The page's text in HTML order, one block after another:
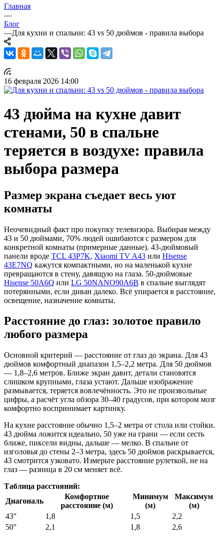
Главная
—
Блог
—Для кухни и спальни: 43 vs 50 дюймов - правила выбора
16 февраля 2026 14:00
43 дюйма на кухне давит
стенами, 50 в спальне
теряется в воздухе: правила
выбора размера
Размер экрана съедает весь уют
комнаты
Неочевидный факт про покупку телевизора. Выбирая между
43 и 50 дюймами, 70% людей ошибаются с размером для
конкретной комнаты (примерные данные). 43‑дюймовый
панели вроде TCL 43P7K, Xiaomi TV A43 или Hisense
43E7NQ кажутся компактными, но на маленькой кухне
превращаются в стену, давящую на глаза. 50‑дюймовые
Hisense 50A6Q или LG 50NANO90A6B в спальне выглядят
потерянными, если диван далеко. Всё упирается в расстояние,
освещение, назначение комнаты.
Расстояние до глаз: золотое правило
любого размера
Основной критерий — расстояние от глаз до экрана. Для 43
дюймов комфортный диапазон 1,5–2,2 метра. Для 50 дюймов
— 1,8–2,6 метров. Ближе экран давит, детали становятся
слишком крупными, глаза устают. Дальше изображение
размывается, теряется вовлечённость. Это не произвольные
цифры, а расчёт угла обзора 30–40 градусов, при котором мозг
комфортно воспринимает картинку.
На кухне расстояние обычно 1,5–2 метра от стола или стойки.
43 дюйма ложится идеально, 50 уже на грани — если сесть
ближе, пиксели видны, дальше — мелко. В спальне от
изголовья до стены 2–3 метра, здесь 50 дюймов раскрывается,
43 смотрится узковато. Измерьте расстояние рулеткой, не на
глаз — разница в 20 см меняет всё.
Таблица расстояний:
Диагональ
Комфортное
расстояние (м)
Минимум
(м)
Максимум
(м)
43"
1,8 1,5
2,2
50"
2,1 1,8 2,6